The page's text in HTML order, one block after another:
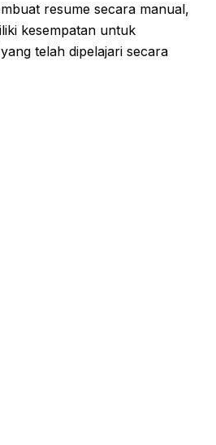
resume secara manual,
kesempatan untuk
telah dipelajari secara